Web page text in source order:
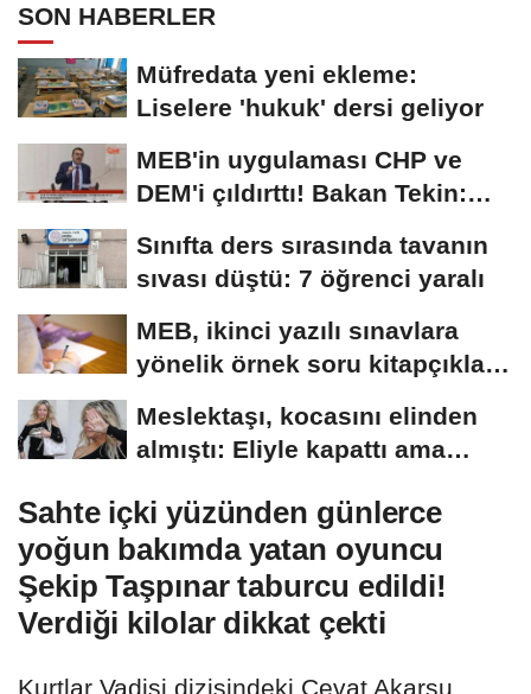
SON HABERLER
Müfredata yeni ekleme:
Liselere 'hukuk' dersi geliyor
MEB'in uygulaması CHP ve
DEM'i çıldırttı! Bakan Tekin:
Sınıfta ders sırasında tavanın
sıvası düştü: 7 öğrenci yaralı
MEB, ikinci yazılı sınavlara
yönelik örnek soru kitapçıkları
Meslektaşı, kocasını elinden
almıştı: Eliyle kapattı ama
Sahte içki yüzünden günlerce
yoğun bakımda yatan oyuncu
Şekip Taşpınar taburcu edildi!
Verdiği kilolar dikkat çekti
Kurtlar Vadisi dizisindeki Cevat Akarsu